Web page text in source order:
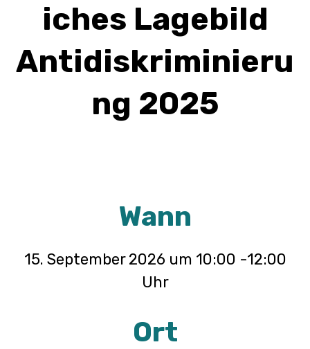
iches Lagebild
Antidiskriminieru
ng 2025
Wann
15. September 2026 um 10:00 -12:00
Uhr
Ort